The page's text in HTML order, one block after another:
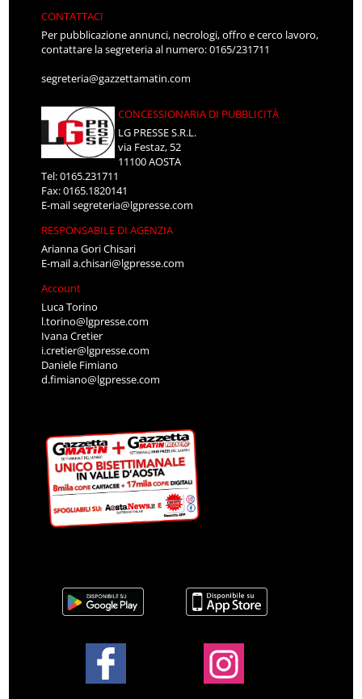
CONTATTACI
Per pubblicazione annunci, necrologi, offro e cerco lavoro,
contattare la segreteria al numero: 0165/231711
segreteria@gazzettamatin.com
CONCESSIONARIA DI PUBBLICITÀ
LG PRESSE S.R.L.
via Festaz, 52
11100 AOSTA
Tel: 0165.231711
Fax: 0165.1820141
E-mailsegreteria@lgpresse.com
RESPONSABILE DI AGENZIA
Arianna Gori Chisari
E-maila.chisari@lgpresse.com
Account
Luca Torino
l.torino@lgpresse.com
Ivana Cretier
i.cretier@lgpresse.com
Daniele Fimiano
d.fimiano@lgpresse.com